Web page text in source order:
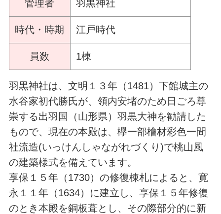
管理者 羽黒神社
時代・時期 江戸時代
員数 1棟
羽黒神社は、文明１３年（1481）下館城主の
水谷家初代勝氏が、領内安堵のため日ごろ尊
崇する出羽国（山形県）羽黒大神を勧請した
もので、現在の本殿は、欅一部檜材彩色一間
社流造(いっけんしゃながれづくり)で桃山風
の建築様式を備えています。
享保１５年（1730）の修復棟札によると、寛
永１１年（1634）に建立し、享保１５年修復
のとき本殿を銅板葺とし、その際部分的に新